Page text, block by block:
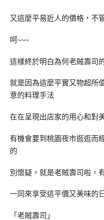
又這麼平易近人的價格，不
呵~~~
這樣終於明白為何老賊壽司
就是因為這麼平實又物超所
意的料理手法
在在呈現出店家的用心和對
有機會要到桃園夜市逛逛而
的
別懷疑，就是老賊壽司啦，
一同來享受這平價又美味的
「老賊壽司」